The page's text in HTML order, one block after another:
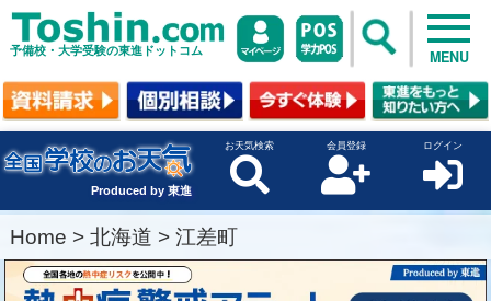
予備校・大学受験の東進ドットコム MENU
Produced by 東進
お天気検索 会員登録 ログイン
Home > 北海道 > 江差町